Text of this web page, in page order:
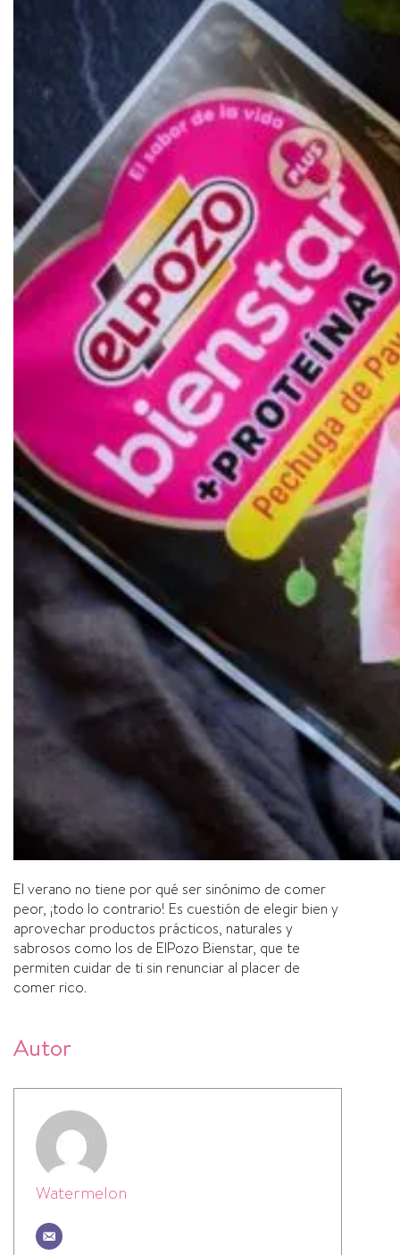
El verano no tiene por qué ser sinónimo de comer
peor, ¡todo lo contrario! Es cuestión de elegir bien y
aprovechar productos prácticos, naturales y
sabrosos como los de ElPozo Bienstar, que te
permiten cuidar de ti sin renunciar al placer de
comer rico.
Autor
Watermelon